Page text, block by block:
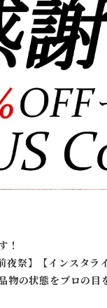
！
祭】【インスタラ
の状態をプロの目